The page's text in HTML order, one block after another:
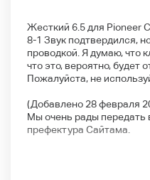
Жесткий 6.5 для Pioneer
8-1 Звук подтвердился,
проводкой. Я думаю, что
что это, вероятно, будет
Пожалуйста, не
(Добавлено 28 февраля
Мы очень рады передать
префектура Сайтама.